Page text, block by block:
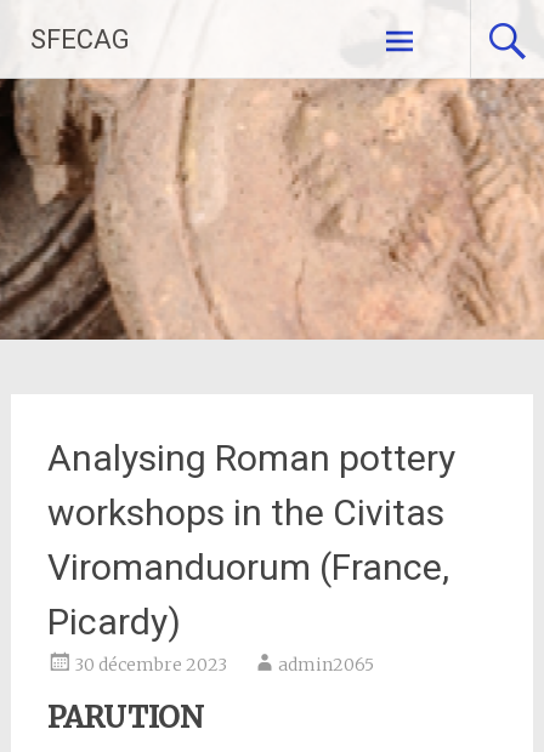
Association loi 1901
Aller
au
contenu
principal
SFECAG
Analysing Roman pottery
workshops in the Civitas
Viromanduorum (France,
Picardy)
30 décembre 2023 admin2065
PARUTION